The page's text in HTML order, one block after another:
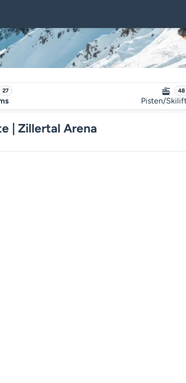
27 48
Pisten/
| Zillertal Arena